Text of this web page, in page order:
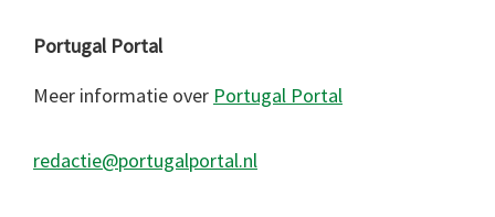
website
Portugal Portal
Meer informatie over Portugal Portal
redactie@portugalportal.nl